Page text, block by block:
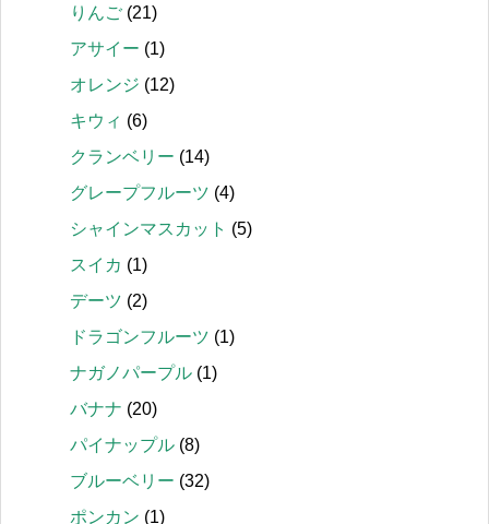
りんご (21)
アサイー (1)
オレンジ (12)
キウィ (6)
クランベリー (14)
グレープフルーツ (4)
シャインマスカット (5)
スイカ (1)
デーツ (2)
ドラゴンフルーツ (1)
ナガノパープル (1)
バナナ (20)
パイナップル (8)
ブルーベリー (32)
ポンカン (1)